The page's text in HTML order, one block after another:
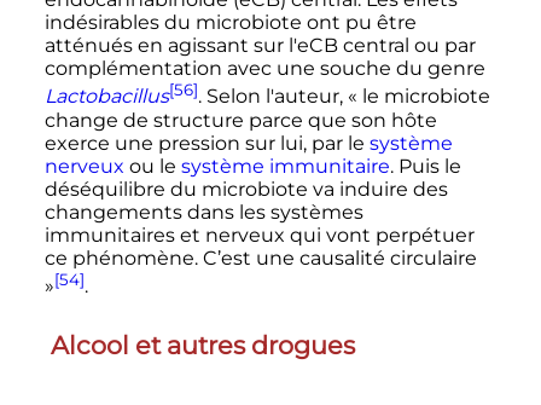
indésirables du microbiote ont pu être
atténués en agissant sur l'eCB central ou par
complémentation avec une souche du genre
Lactobacillus[56]. Selon l'auteur, « le microbiote
change de structure parce que son hôte
exerce une pression sur lui, par le système
nerveux ou le système immunitaire. Puis le
déséquilibre du microbiote va induire des
changements dans les systèmes
immunitaires et nerveux qui vont perpétuer
ce phénomène. C’est une causalité circulaire
»[54].
Alcool et autres drogues